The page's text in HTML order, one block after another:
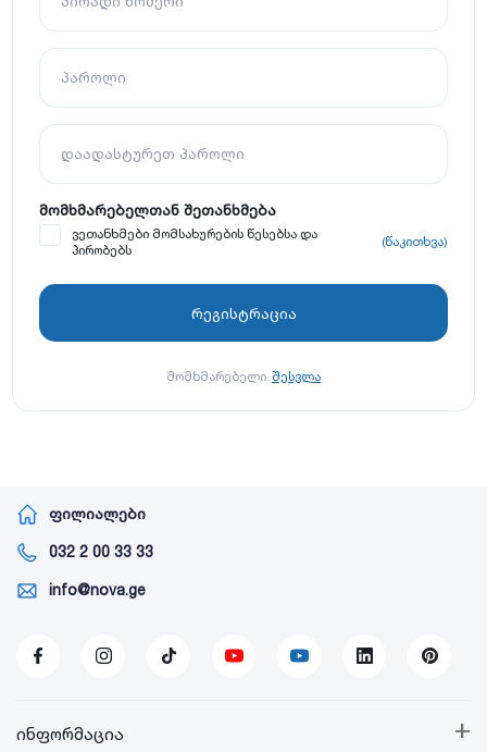
პაროლი
დაადასტურეთ პაროლი
მომხმარებელთან შეთანხმება
ვეთანხმები მომსახურების წესებსა და
პირობებს
(წაკითხვა)
მომხმარებელი შესვლა
ფილიალები
032 2 00 33 33
info@nova.ge
+
ინფორმაცია